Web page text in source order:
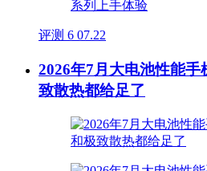
评测 6 07.22
2026年7月大电池性能
致散热都给足了